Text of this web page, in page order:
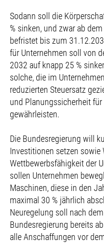
Sodann soll die
% sinken, und zwar ab
befristet bis zum
für Unternehmen soll von
2032 auf knapp 25 %
solche, die im
reduzierten Steuersatz
und Planungssicherheit
gewährleisten.
Die Bundesregierung will
Investitionen setzen sowie
Wettbewerbsfähigkeit der
sollen Unternehmen
Maschinen, diese in den
maximal 30 % jährlich
Neuregelung soll nach
Bundesregierung bereits
alle Anschaffungen vor